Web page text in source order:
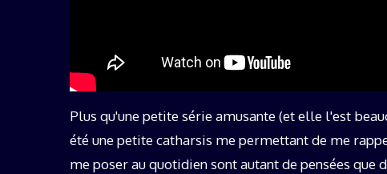
Plus qu'une petite série amusante (et elle l'est
été une petite catharsis me permettant de me
me poser au quotidien sont autant de pensées que